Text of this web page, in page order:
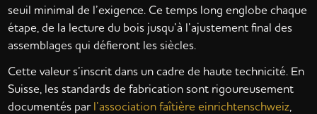
seuil minimal de l’exigence. Ce temps long englobe chaque
étape, de la lecture du bois jusqu’à l’ajustement final des
assemblages qui défieront les siècles.
Cette valeur s’inscrit dans un cadre de haute technicité. En
Suisse, les standards de fabrication sont rigoureusement
documentés parl’association faîtière einrichtenschweiz